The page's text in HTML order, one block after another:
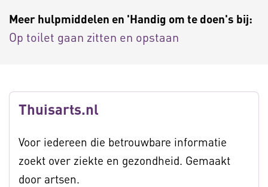
Meer hulpmiddelen en 'Handig om te doen's bij:
Op toilet gaan zitten en opstaan
Thuisarts.nl
Voor iedereen die betrouwbare informatie
zoekt over ziekte en gezondheid. Gemaakt
door artsen.